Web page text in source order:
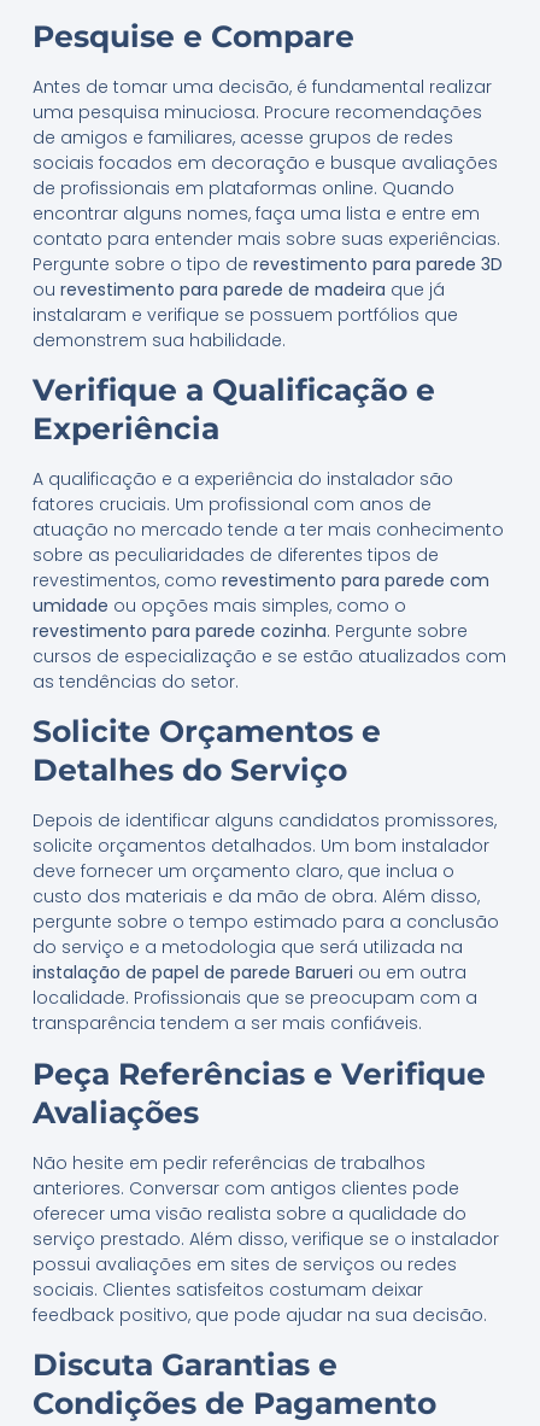
Pesquise e Compare
Antes de tomar uma decisão, é fundamental realizar
uma pesquisa minuciosa. Procure recomendações
de amigos e familiares, acesse grupos de redes
sociais focados em decoração e busque avaliações
de profissionais em plataformas online. Quando
encontrar alguns nomes, faça uma lista e entre em
contato para entender mais sobre suas experiências.
Pergunte sobre o tipo de revestimento para parede 3D
ou revestimento para parede de madeira que já
instalaram e verifique se possuem portfólios que
demonstrem sua habilidade.
Verifique a Qualificação e
Experiência
A qualificação e a experiência do instalador são
fatores cruciais. Um profissional com anos de
atuação no mercado tende a ter mais conhecimento
sobre as peculiaridades de diferentes tipos de
revestimentos, como revestimento para parede com
umidade ou opções mais simples, como o
revestimento para parede cozinha. Pergunte sobre
cursos de especialização e se estão atualizados com
as tendências do setor.
Solicite Orçamentos e
Detalhes do Serviço
Depois de identificar alguns candidatos promissores,
solicite orçamentos detalhados. Um bom instalador
deve fornecer um orçamento claro, que inclua o
custo dos materiais e da mão de obra. Além disso,
pergunte sobre o tempo estimado para a conclusão
do serviço e a metodologia que será utilizada na
instalação de papel de parede Barueri ou em outra
localidade. Profissionais que se preocupam com a
transparência tendem a ser mais confiáveis.
Peça Referências e Verifique
Avaliações
Não hesite em pedir referências de trabalhos
anteriores. Conversar com antigos clientes pode
oferecer uma visão realista sobre a qualidade do
serviço prestado. Além disso, verifique se o instalador
possui avaliações em sites de serviços ou redes
sociais. Clientes satisfeitos costumam deixar
feedback positivo, que pode ajudar na sua decisão.
Discuta Garantias e
Condições de Pagamento